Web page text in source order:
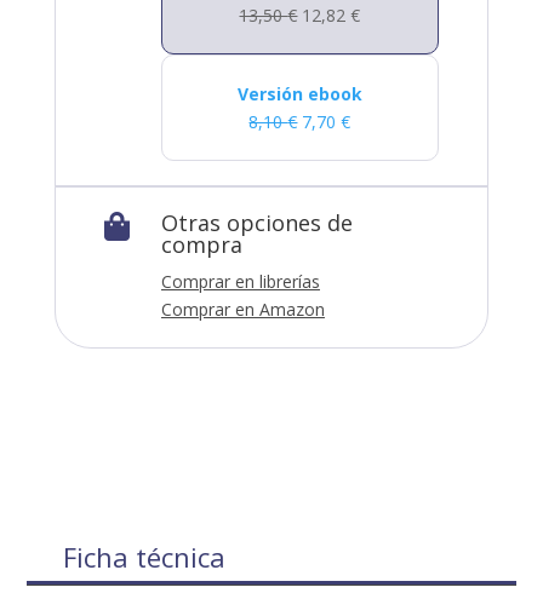
13,50€ 12,82€
Versión ebook
8,10€ 7,70€
 Otras opciones de
compra
Comprar en librerías
Comprar en Amazon
Ficha técnica